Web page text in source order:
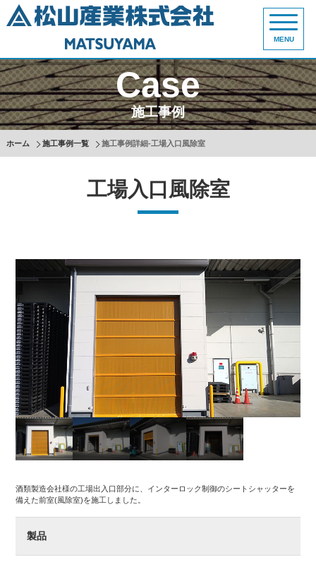
MENU
Case
施工事例
ホーム 施工事例一覧 施工事例詳細-工場入口風除室
工場入口風除室
酒類製造会社様の工場出入口部分に、インターロック制御のシートシャッターを
備えた前室(風除室)を施工しました。
製品